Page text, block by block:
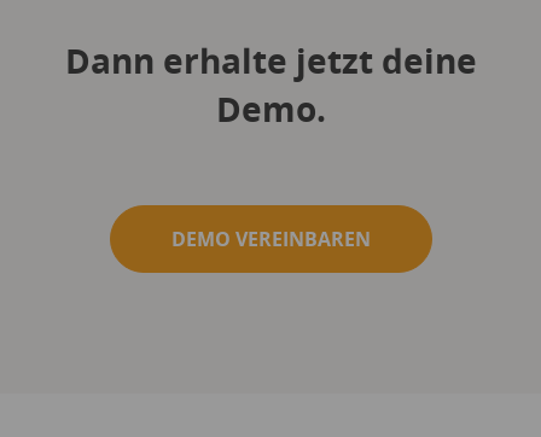
Dann erhalte jetzt deine
Demo.
DEMO VEREINBAREN